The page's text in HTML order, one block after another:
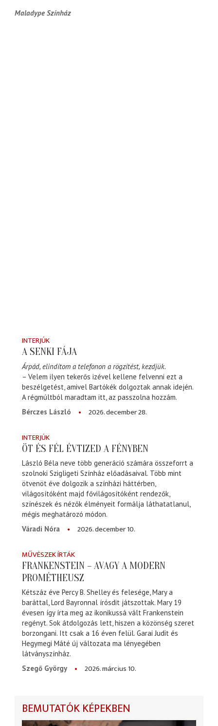
Maladype Színház
INTERJÚK
A SENKI FÁJA
Árpád, elindítom a telefonon a rögzítést, kezdjük.
– Velem ilyen tekerős izével kellene felvenni ezt a
beszélgetést, amivel Bartókék dolgoztak annak idején.
A régmúltból maradtam itt, az passzolna hozzám.
Bérczes László
2026. december 28.
INTERJÚK
ÖT ÉS FÉL ÉVTIZED A FÉNYBEN
László Béla neve több generáció számára összeforrt a
szolnoki Szigligeti Színház előadásaival. Több mint
ötvenöt éve dolgozik a színházi háttérben,
világosítóként majd fővilágosítóként rendezők,
színészek és nézők élményeit formálja láthatatlanul,
mégis meghatározó módon.
Váradi Nóra
2026. december 10.
MŰVÉSZEK ÍRTÁK
FRANKENSTEIN – AVAGY A MODERN
PROMÉTHEUSZ
Kétszáz éve Percy B. Shelley és felesége, Mary a
baráttal, Lord Bayronnal írósdit játszottak. Mary 19
évesen így írta meg az ikonikussá vált Frankenstein
regényt. Sok átdolgozás lett, hiszen a közönség szeret
borzongani. Itt csak a 16 éven felül. Garai Judit és
Hegymegi Máté új változata ma lényegében
látványszínház.
Szegő György
2026. március 10.
BEMUTATÓK KÉPEKBEN